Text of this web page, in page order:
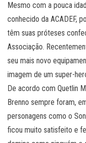
Mesmo com a pouca
conhecido da ACADEF,
têm suas próteses
Associação.
seu mais novo
imagem de um super-
De acordo com Quetlin
Brenno sempre foram,
personagens como o
ficou muito satisfeito e